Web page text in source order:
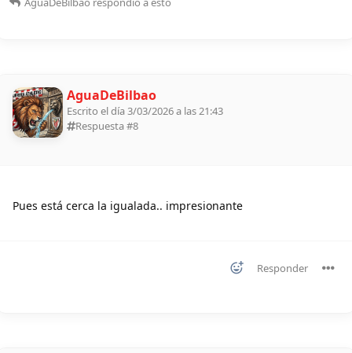
AguaDeBilbao
Escrito el día 3/03/2026 a las 21:43
Respuesta #8
Pues está cerca la igualada.. impresionante
Responder